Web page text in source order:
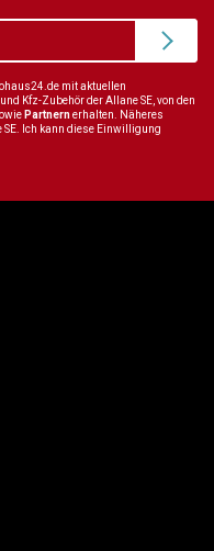
mit aktuellen
Kfz-Zubehör der Allane SE, von den
Partnernerhalten. Näheres
SE. Ich kann diese Einwilligung